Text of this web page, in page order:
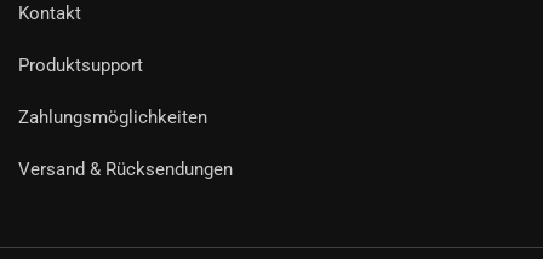
Kontakt
Produktsupport
Zahlungsmöglichkeiten
Versand & Rücksendungen